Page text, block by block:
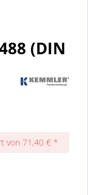
(DIN
von 71,40 € *